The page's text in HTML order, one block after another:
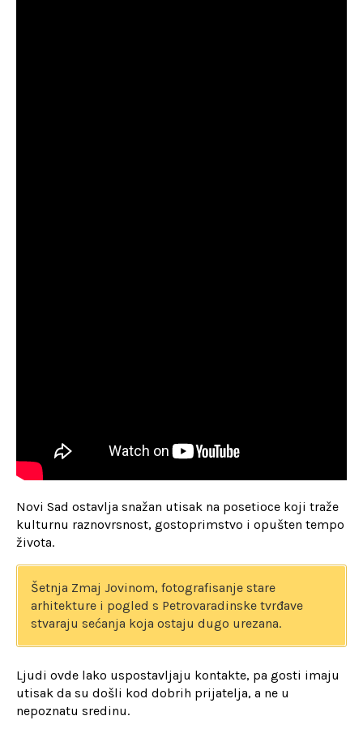
Novi Sad ostavlja snažan utisak na posetioce koji traže
kulturnu raznovrsnost, gostoprimstvo i opušten tempo
života.
Šetnja Zmaj Jovinom, fotografisanje stare
arhitekture i pogled s Petrovaradinske tvrđave
stvaraju sećanja koja ostaju dugo urezana.
Ljudi ovde lako uspostavljaju kontakte, pa gosti imaju
utisak da su došli kod dobrih prijatelja, a ne u
nepoznatu sredinu.